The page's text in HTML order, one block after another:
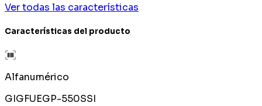
Ver todas las características
Características del producto
Alfanumérico
GIGFUEGP-550SSI